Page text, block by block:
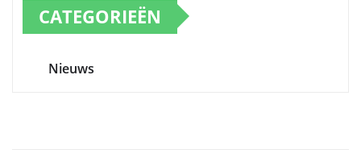
CATEGORIEËN
Nieuws